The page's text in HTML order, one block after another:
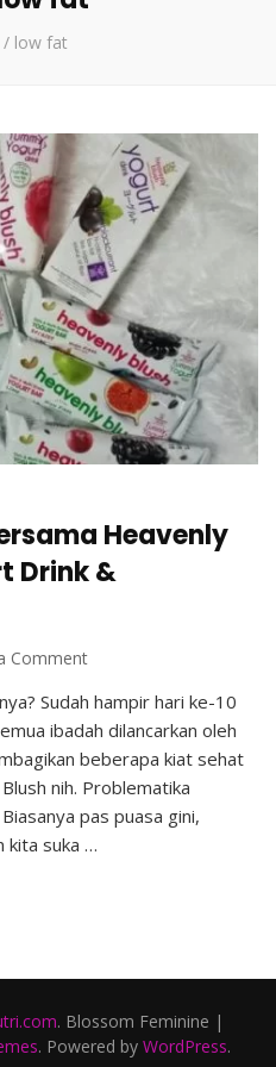
/ low fat
Heavenly
Drink &
Commenton
Berpuasa
Bersama
Heavenly
Blush TummYogurt
TummYogurt
Sudah hampir hari ke-10
ibadah dilancarkan oleh
beberapa kiat sehat
nih. Problematika
pas puasa gini,
kita suka …
. Blossom Feminine |
. Powered by WordPress.